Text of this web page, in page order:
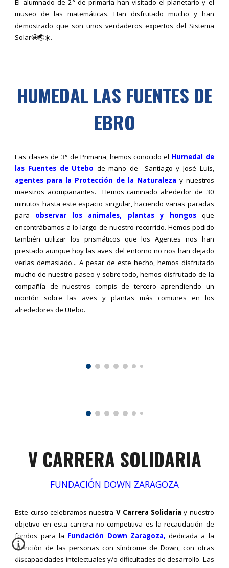
El alumnado de 2° de primaria han visitado el planetario y el
museo de las matemáticas. Han disfrutado mucho y han
demostrado que son unos verdaderos expertos del Sistema
Solar🤩🌏☀️.
HUMEDAL LAS FUENTES DE
EBRO
Las clases de 3° de Primaria, hemos conocido el Humedal de
las Fuentes de Utebo de mano de Santiago y José Luis,
agentes para la Protección de la Naturaleza y nuestros
maestros acompañantes. Hemos caminado alrededor de 30
minutos hasta este espacio singular, haciendo varias paradas
para observar los animales, plantas y hongosque
encontrábamos a lo largo de nuestro recorrido. Hemos podido
también utilizar los prismáticos que los Agentes nos han
prestado aunque hoy las aves del entorno no nos han dejado
verlas demasiado... A pesar de este hecho, hemos disfrutado
mucho de nuestro paseo y sobre todo, hemos disfrutado de la
compañía de nuestros compis de tercero aprendiendo un
montón sobre las aves y plantas más comunes en los
alrededores de Utebo.
V CARRERA SOLIDARIA
FUNDACIÓN DOWN ZARAGOZA
Este curso celebramos nuestra V Carrera Solidaria y nuestro
objetivo en esta carrera no competitiva es la recaudación de
fondos para la Fundación Down Zaragoza,dedicada a la
atención de las personas con síndrome de Down, con otras
discapacidades intelectuales y/o dificultades de desarrollo. Las